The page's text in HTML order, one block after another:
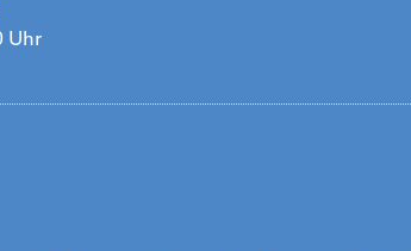
Uhr